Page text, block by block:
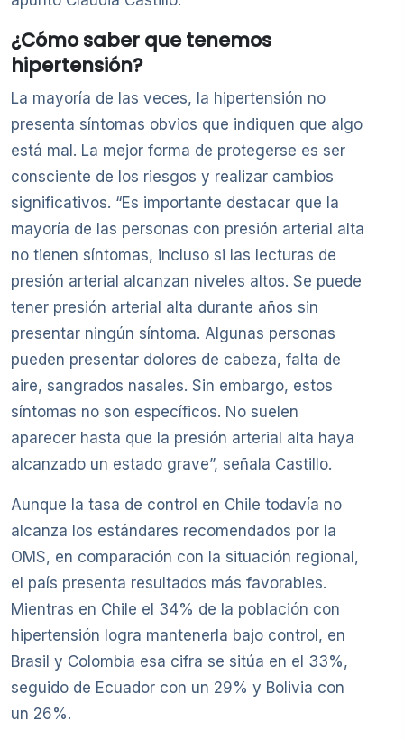
¿Cómo saber que tenemos
hipertensión?
La mayoría de las veces, la hipertensión no
presenta síntomas obvios que indiquen que algo
está mal. La mejor forma de protegerse es ser
consciente de los riesgos y realizar cambios
significativos. “Es importante destacar que la
mayoría de las personas con presión arterial alta
no tienen síntomas, incluso si las lecturas de
presión arterial alcanzan niveles altos. Se puede
tener presión arterial alta durante años sin
presentar ningún síntoma. Algunas personas
pueden presentar dolores de cabeza, falta de
aire, sangrados nasales. Sin embargo, estos
síntomas no son específicos. No suelen
aparecer hasta que la presión arterial alta haya
alcanzado un estado grave”, señala Castillo.
Aunque la tasa de control en Chile todavía no
alcanza los estándares recomendados por la
OMS, en comparación con la situación regional,
el país presenta resultados más favorables.
Mientras en Chile el 34% de la población con
hipertensión logra mantenerla bajo control, en
Brasil y Colombia esa cifra se sitúa en el 33%,
seguido de Ecuador con un 29% y Bolivia con
un 26%.